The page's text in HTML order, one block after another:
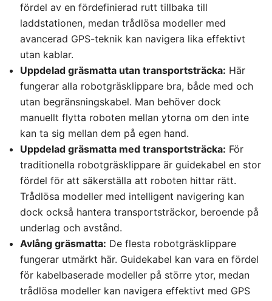
fördel av en fördefinierad rutt tillbaka till
laddstationen, medan trådlösa modeller med
avancerad GPS-teknik kan navigera lika effektivt
utan kablar.
Uppdelad gräsmatta utan transportsträcka: Här
fungerar alla robotgräsklippare bra, både med och
utan begränsningskabel. Man behöver dock
manuellt flytta roboten mellan ytorna om den inte
kan ta sig mellan dem på egen hand.
Uppdelad gräsmatta med transportsträcka: För
traditionella robotgräsklippare är guidekabel en stor
fördel för att säkerställa att roboten hittar rätt.
Trådlösa modeller med intelligent navigering kan
dock också hantera transportsträckor, beroende på
underlag och avstånd.
Avlång gräsmatta: De flesta robotgräsklippare
fungerar utmärkt här. Guidekabel kan vara en fördel
för kabelbaserade modeller på större ytor, medan
trådlösa modeller kan navigera effektivt med GPS